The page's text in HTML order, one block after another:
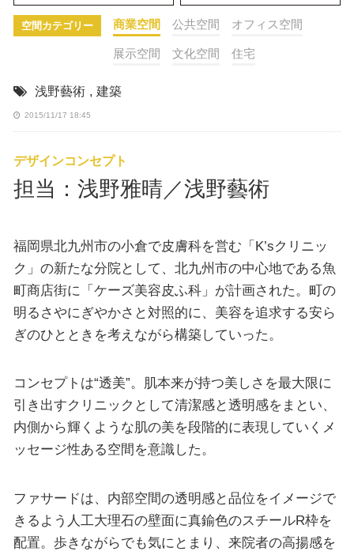
空間カテゴリー 商業空間 公共空間 オフィス空間
展示空間 文化空間 住宅
浅野藝術 , 建築
2015/11/17 18:45
デザインコンセプト
担当：浅野雅晴／浅野藝術
福岡県北九州市の小倉で皮膚科を営む「K’sクリニッ
ク」の新たな分院として、北九州市の中心地である魚
町商店街に「ケーズ美容皮ふ科」が計画された。町の
明るさやにぎやかさと対照的に、美容を追求する安ら
ぎのひとときを考えながら構築していった。
コンセプトは“透美”。肌本来が持つ美しさを最大限に
引き出すクリニックとして清潔感と透明感をまとい、
内側から輝くような肌の美を段階的に表現していくメ
ッセージ性ある空間を意識した。
ファサードは、内部空間の透明感と品位をイメージで
きるよう人工大理石の壁面に真鍮色のスチールR枠を
配置。歩きながらでも気にとまり、来院者の高揚感を